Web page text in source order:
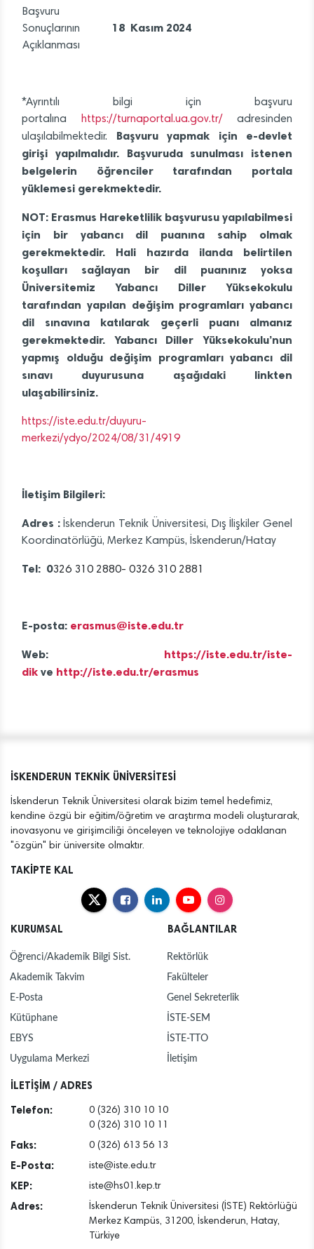
Başvuru
Sonuçlarının
Açıklanması
18 Kasım 2024
*Ayrıntılı bilgi için başvuru
portalına
https://turnaportal.ua.gov.tr/ adresinden
ulaşılabilmektedir. Başvuru yapmak için e-devlet
girişi yapılmalıdır. Başvuruda sunulması istenen
belgelerin öğrenciler tarafından portala
yüklemesi gerekmektedir.
NOT: Erasmus Hareketlilik başvurusu yapılabilmesi
için bir yabancı dil puanına sahip olmak
gerekmektedir. Hali hazırda ilanda belirtilen
koşulları sağlayan bir dil puanınız yoksa
Üniversitemiz Yabancı Diller Yüksekokulu
tarafından yapılan değişim programları yabancı
dil sınavına katılarak geçerli puanı almanız
gerekmektedir. Yabancı Diller Yüksekokulu’nun
yapmış olduğu değişim programları yabancı dil
sınavı duyurusuna aşağıdaki linkten
ulaşabilirsiniz.
https://iste.edu.tr/duyuru-
merkezi/ydyo/2024/08/31/4919
İletişim Bilgileri:
Adres :İskenderun Teknik Üniversitesi, Dış İlişkiler Genel
Koordinatörlüğü, Merkez Kampüs, İskenderun/Hatay
Tel: 0326 310 2880- 0326 310 2881
E-posta: erasmus@iste.edu.tr
Web: https://iste.edu.tr/iste-
dik ve http://iste.edu.tr/erasmus
İSKENDERUN TEKNİK ÜNİVERSİTESİ
İskenderun Teknik Üniversitesi olarak bizim temel hedefimiz,
kendine özgü bir eğitim/öğretim ve araştırma modeli oluşturarak,
inovasyonu ve girişimciliği önceleyen ve teknolojiye odaklanan
"özgün" bir üniversite olmaktır.
TAKİPTE KAL
KURUMSAL
Öğrenci/Akademik Bilgi Sist.
Akademik Takvim
E-Posta
Kütüphane
EBYS
Uygulama Merkezi
BAĞLANTILAR
Rektörlük
Fakülteler
Genel Sekreterlik
İSTE-SEM
İSTE-TTO
İletişim
İLETİŞİM / ADRES
Telefon:
0 (326) 310 10 10
0 (326) 310 10 11
Faks: 0 (326) 613 56 13
E-Posta: iste@iste.edu.tr
KEP: iste@hs01.kep.tr
Adres:
İskenderun Teknik Üniversitesi (İSTE) Rektörlüğü
Merkez Kampüs, 31200, İskenderun, Hatay,
Türkiye